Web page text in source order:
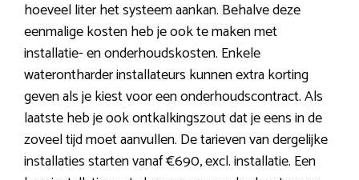
hoeveel liter het systeem aankan. Behalve deze
eenmalige kosten heb je ook te maken met
installatie- en onderhoudskosten. Enkele
waterontharder installateurs kunnen extra korting
geven als je kiest voor een onderhoudscontract. Als
laatste heb je ook ontkalkingszout dat je eens in de
zoveel tijd moet aanvullen. De tarieven van dergelijke
installaties starten vanaf €690, excl. installatie. Een